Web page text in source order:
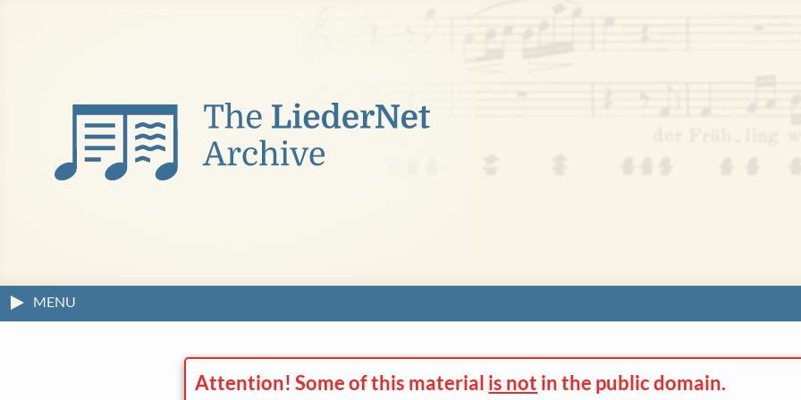
MENU
Attention! Some of this material is not in the public domain.